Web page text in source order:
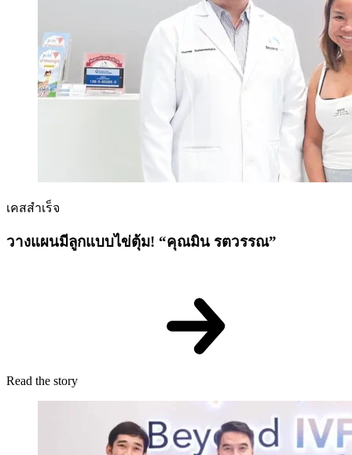
เคสสำเร็จ
วางแผนมีลูกแบบไข่ตุ้ม! “คุณมิน รตวรรณ”
Read the story